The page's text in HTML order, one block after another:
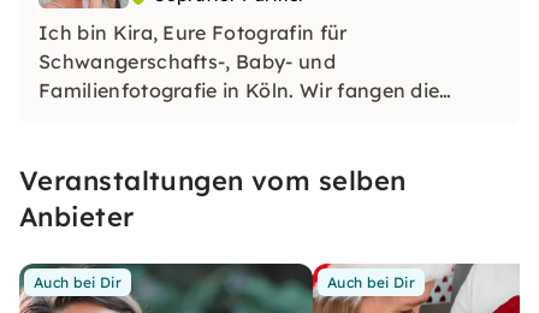
Ich bin Kira, Eure Fotografin für
Schwangerschafts-, Baby- und
Familienfotografie in Köln. ​Wir fangen die
festgehalten werden. Ich freue mich auf ein
Shooting mit Dir!
Veranstaltungen vom selben
Anbieter
Auch bei Dir Auch bei Dir